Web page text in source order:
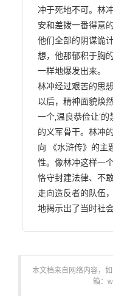
冲于死地不可。林
安和差拨一番得意
他们全部的阴谋诡
想，他那郁积于胸
一样地爆发出来。
林冲经过艰苦的思
以后，精神面貌焕
一个‚温良恭俭让‛
的义军骨干。林冲
向 《水浒传》的主
性。像林冲这样一
恪守封建法律、不
走向造反者的队伍
地揭示出了当
本文档来自网络内容，
箱：